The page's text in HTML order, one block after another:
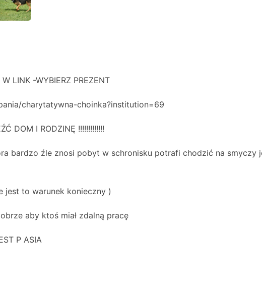
LINK -WYBIERZ PREZENT
charytatywna-choinka?institution=69
DOM I RODZINĘ !!!!!!!!!!!!!
bardzo źle znosi pobyt w schronisku potrafi chodzić na
jest to warunek konieczny )
aby ktoś miał zdalną pracę
P ASIA